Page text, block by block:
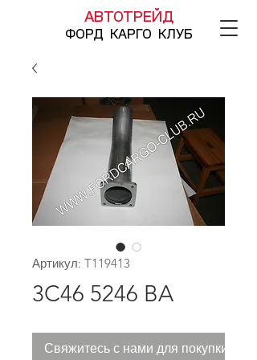
АВТОТРЕЙД
ФОРД КАРГО КЛУБ
Артикул: T119413
3C46 5246 BA
Свяжитесь с нами для покупки